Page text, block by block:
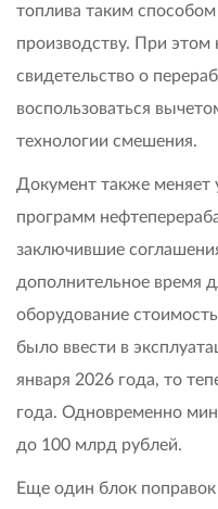
топлива таким
производству. При
свидетельство о
воспользоваться
технологии смешения.
Документ также меняет
программ
заключившие
дополнительное время
оборудование
было ввести в
января 2026 года, то
года. Одновременно
до 100 млрд рублей.
Еще один блок